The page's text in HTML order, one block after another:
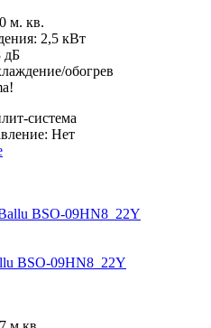
м. кв.
2,5 кВт
дБ
обогрев
система
Нет
BSO-09HN8_22Y